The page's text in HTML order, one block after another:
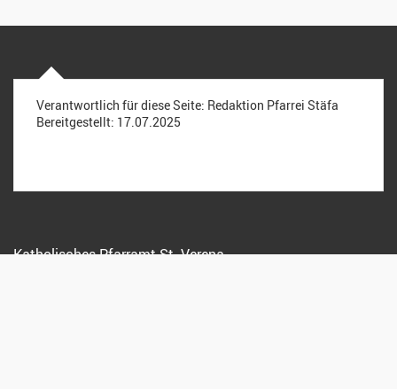
Katholisches Pfarramt St. Verena
Verantwortlich für diese Seite: Redaktion Pfarrei Stäfa
Bereitgestellt: 17.07.2025